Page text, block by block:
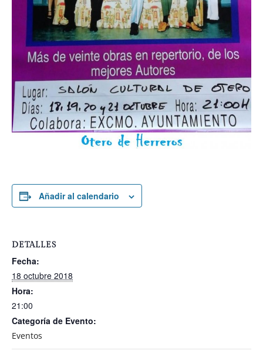
Añadir al calendario
DETALLES
Fecha:
18 octubre 2018
Hora:
21:00
Categoría de Evento:
Eventos